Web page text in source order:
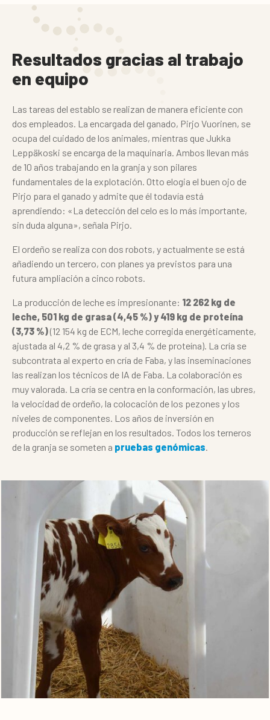
Resultados gracias al trabajo
en equipo
Las tareas del establo se realizan de manera eficiente con
dos empleados. La encargada del ganado, Pirjo Vuorinen, se
ocupa del cuidado de los animales, mientras que Jukka
Leppäkoski se encarga de la maquinaria. Ambos llevan más
de 10 años trabajando en la granja y son pilares
fundamentales de la explotación. Otto elogia el buen ojo de
Pirjo para el ganado y admite que él todavía está
aprendiendo: «La detección del celo es lo más importante,
sin duda alguna», señala Pirjo.
El ordeño se realiza con dos robots, y actualmente se está
añadiendo un tercero, con planes ya previstos para una
futura ampliación a cinco robots.
La producción de leche es impresionante: 12 262 kg de
leche, 501 kg de grasa (4,45 %) y 419 kg de proteína
(3,73 %)(12 154 kg de ECM, leche corregida energéticamente,
ajustada al 4,2 % de grasa y al 3,4 % de proteína). La cría se
subcontrata al experto en cría de Faba, y las inseminaciones
las realizan los técnicos de IA de Faba. La colaboración es
muy valorada. La cría se centra en la conformación, las ubres,
la velocidad de ordeño, la colocación de los pezones y los
niveles de componentes. Los años de inversión en
producción se reflejan en los resultados. Todos los terneros
de la granja se someten a pruebas genómicas.